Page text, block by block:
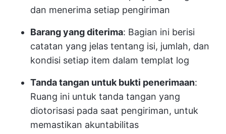
dan menerima setiap pengiriman
Barang yang diterima: Bagian ini berisi
catatan yang jelas tentang isi, jumlah, dan
kondisi setiap item dalam templat log
Tanda tangan untuk bukti penerimaan:
Ruang ini untuk tanda tangan yang
diotorisasi pada saat pengiriman, untuk
memastikan akuntabilitas